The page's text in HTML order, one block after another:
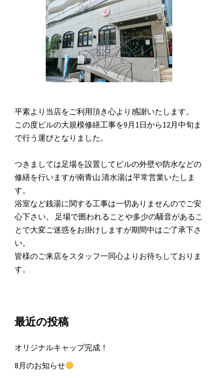
平素より当店をご利用頂き心より感謝いたします。
この度ビルの大規模修繕工事を9月1日から12月中旬ま
で行う運びとなりました。
つきましては足場を設置してビルの外壁や防水などの
修繕を行いますが南青山 清水湯は平常営業いたしま
す。
浴室など銭湯に関する工事は一切ありませんのでご安
心下さい。 足場で囲われることや多少の騒音があるこ
とで大変ご迷惑をお掛けしますが期間中はご了承下さ
い。
皆様のご来店をスタッフ一同心よりお待ちしておりま
す。
最近の投稿
オリジナルキャップ完成！
8月のお知らせ